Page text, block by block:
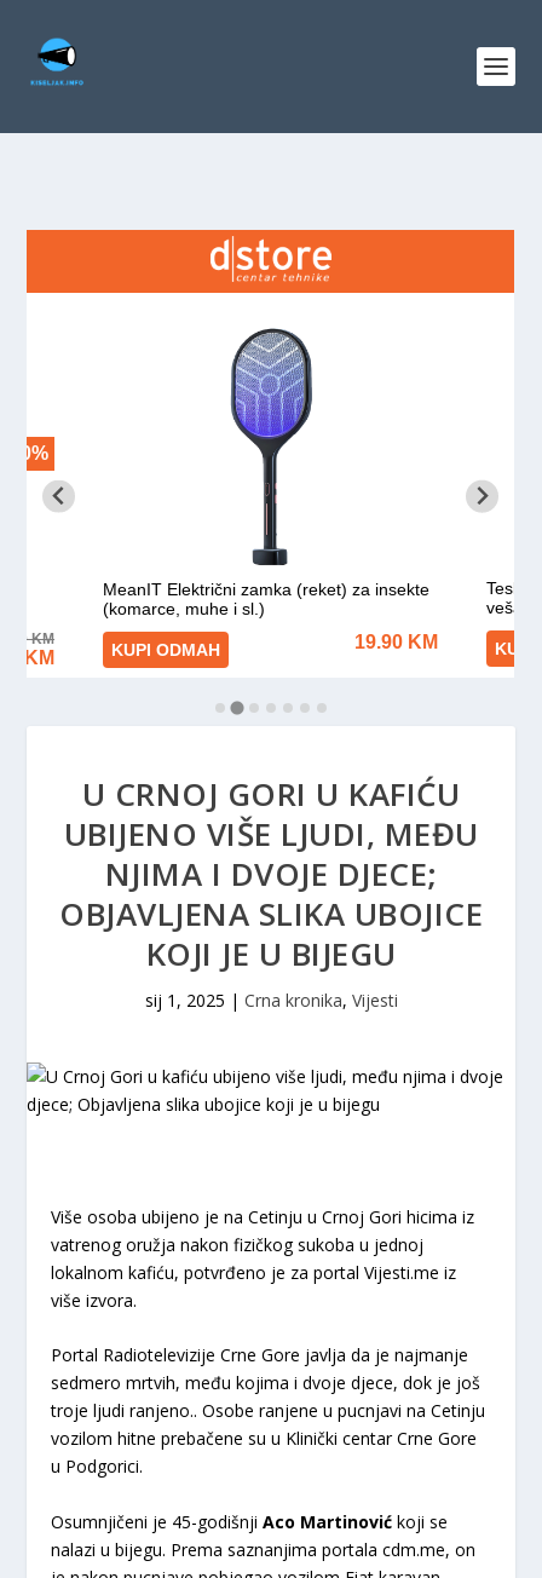
U CRNOJ GORI U KAFIĆU
UBIJENO VIŠE LJUDI, MEĐU
NJIMA I DVOJE DJECE;
OBJAVLJENA SLIKA UBOJICE
KOJI JE U BIJEGU
sij 1, 2025 | Crna kronika, Vijesti
Više osoba ubijeno je na Cetinju u Crnoj Gori hicima iz
vatrenog oružja nakon fizičkog sukoba u jednoj
lokalnom kafiću, potvrđeno je za portal Vijesti.me iz
više izvora.
Portal Radiotelevizije Crne Gore javlja da je najmanje
sedmero mrtvih, među kojima i dvoje djece, dok je još
troje ljudi ranjeno.. Osobe ranjene u pucnjavi na Cetinju
vozilom hitne prebačene su u Klinički centar Crne Gore
u Podgorici.
Osumnjičeni je 45-godišnjiAco Martinović koji se
nalazi u bijegu. Prema saznanjima portala cdm.me, on